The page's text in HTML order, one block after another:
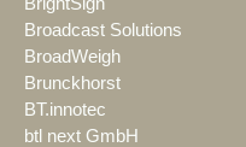
Broadcast Solutions
BroadWeigh
Brunckhorst
BT.innotec
btl next GmbH